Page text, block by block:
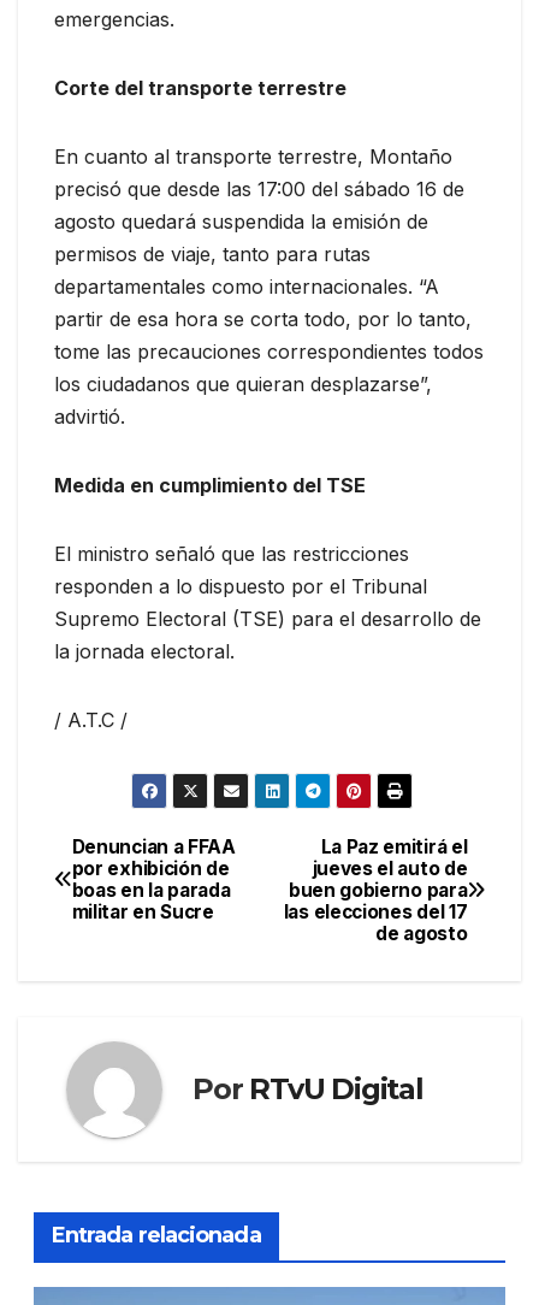
emergencias.
Corte del transporte terrestre
En cuanto al transporte terrestre, Montaño
precisó que desde las 17:00 del sábado 16 de
agosto quedará suspendida la emisión de
permisos de viaje, tanto para rutas
departamentales como internacionales. “A
partir de esa hora se corta todo, por lo tanto,
tome las precauciones correspondientes todos
los ciudadanos que quieran desplazarse”,
advirtió.
Medida en cumplimiento del TSE
El ministro señaló que las restricciones
responden a lo dispuesto por el Tribunal
Supremo Electoral (TSE) para el desarrollo de
la jornada electoral.
/ A.T.C /
Navegación
de
La Paz emitirá el
jueves el auto de
buen gobierno para
las elecciones del 17
de agosto
Denuncian a FFAA
por exhibición de
boas en la parada
militar en Sucre
Por RTvU Digital
Entrada relacionada